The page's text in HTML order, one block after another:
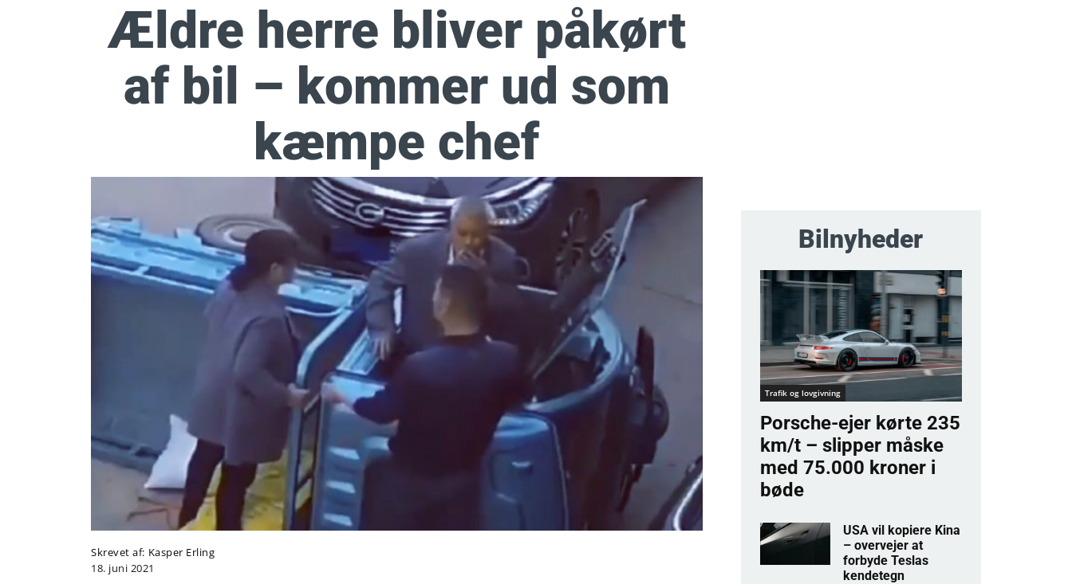
Ældre herre bliver påkørt
af bil – kommer ud som
kæmpe chef
Skrevet af: Kasper Erling
18. juni 2021
Bilnyheder
Trafik og lovgivning
Porsche-ejer kørte 235
km/t – slipper måske
med 75.000 kroner i
bøde
USA vil kopiere Kina
– overvejer at
forbyde Teslas
kendetegn